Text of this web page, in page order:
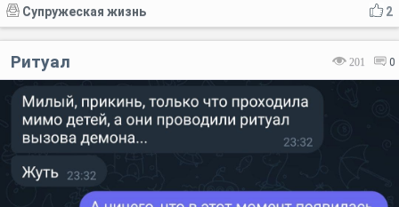
2
Супружеская жизнь
201 0
Ритуал